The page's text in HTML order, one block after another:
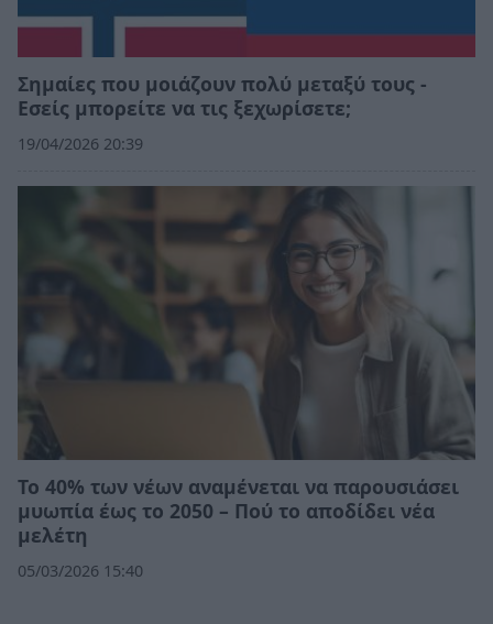
Σημαίες που μοιάζουν πολύ μεταξύ τους -
Εσείς μπορείτε να τις ξεχωρίσετε;
19/04/2026 20:39
Το 40% των νέων αναμένεται να παρουσιάσει
μυωπία έως το 2050 – Πού το αποδίδει νέα
μελέτη
05/03/2026 15:40